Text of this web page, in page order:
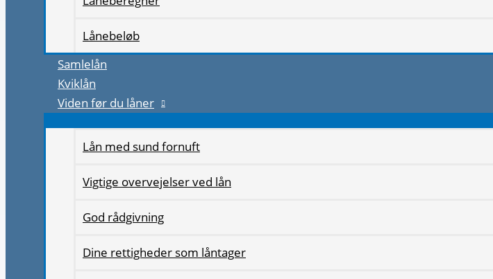
Lånebeløb
Samlelån
Kviklån
Viden før du låner
Lån med sund fornuft
Vigtige overvejelser ved lån
God rådgivning
Dine rettigheder som låntager